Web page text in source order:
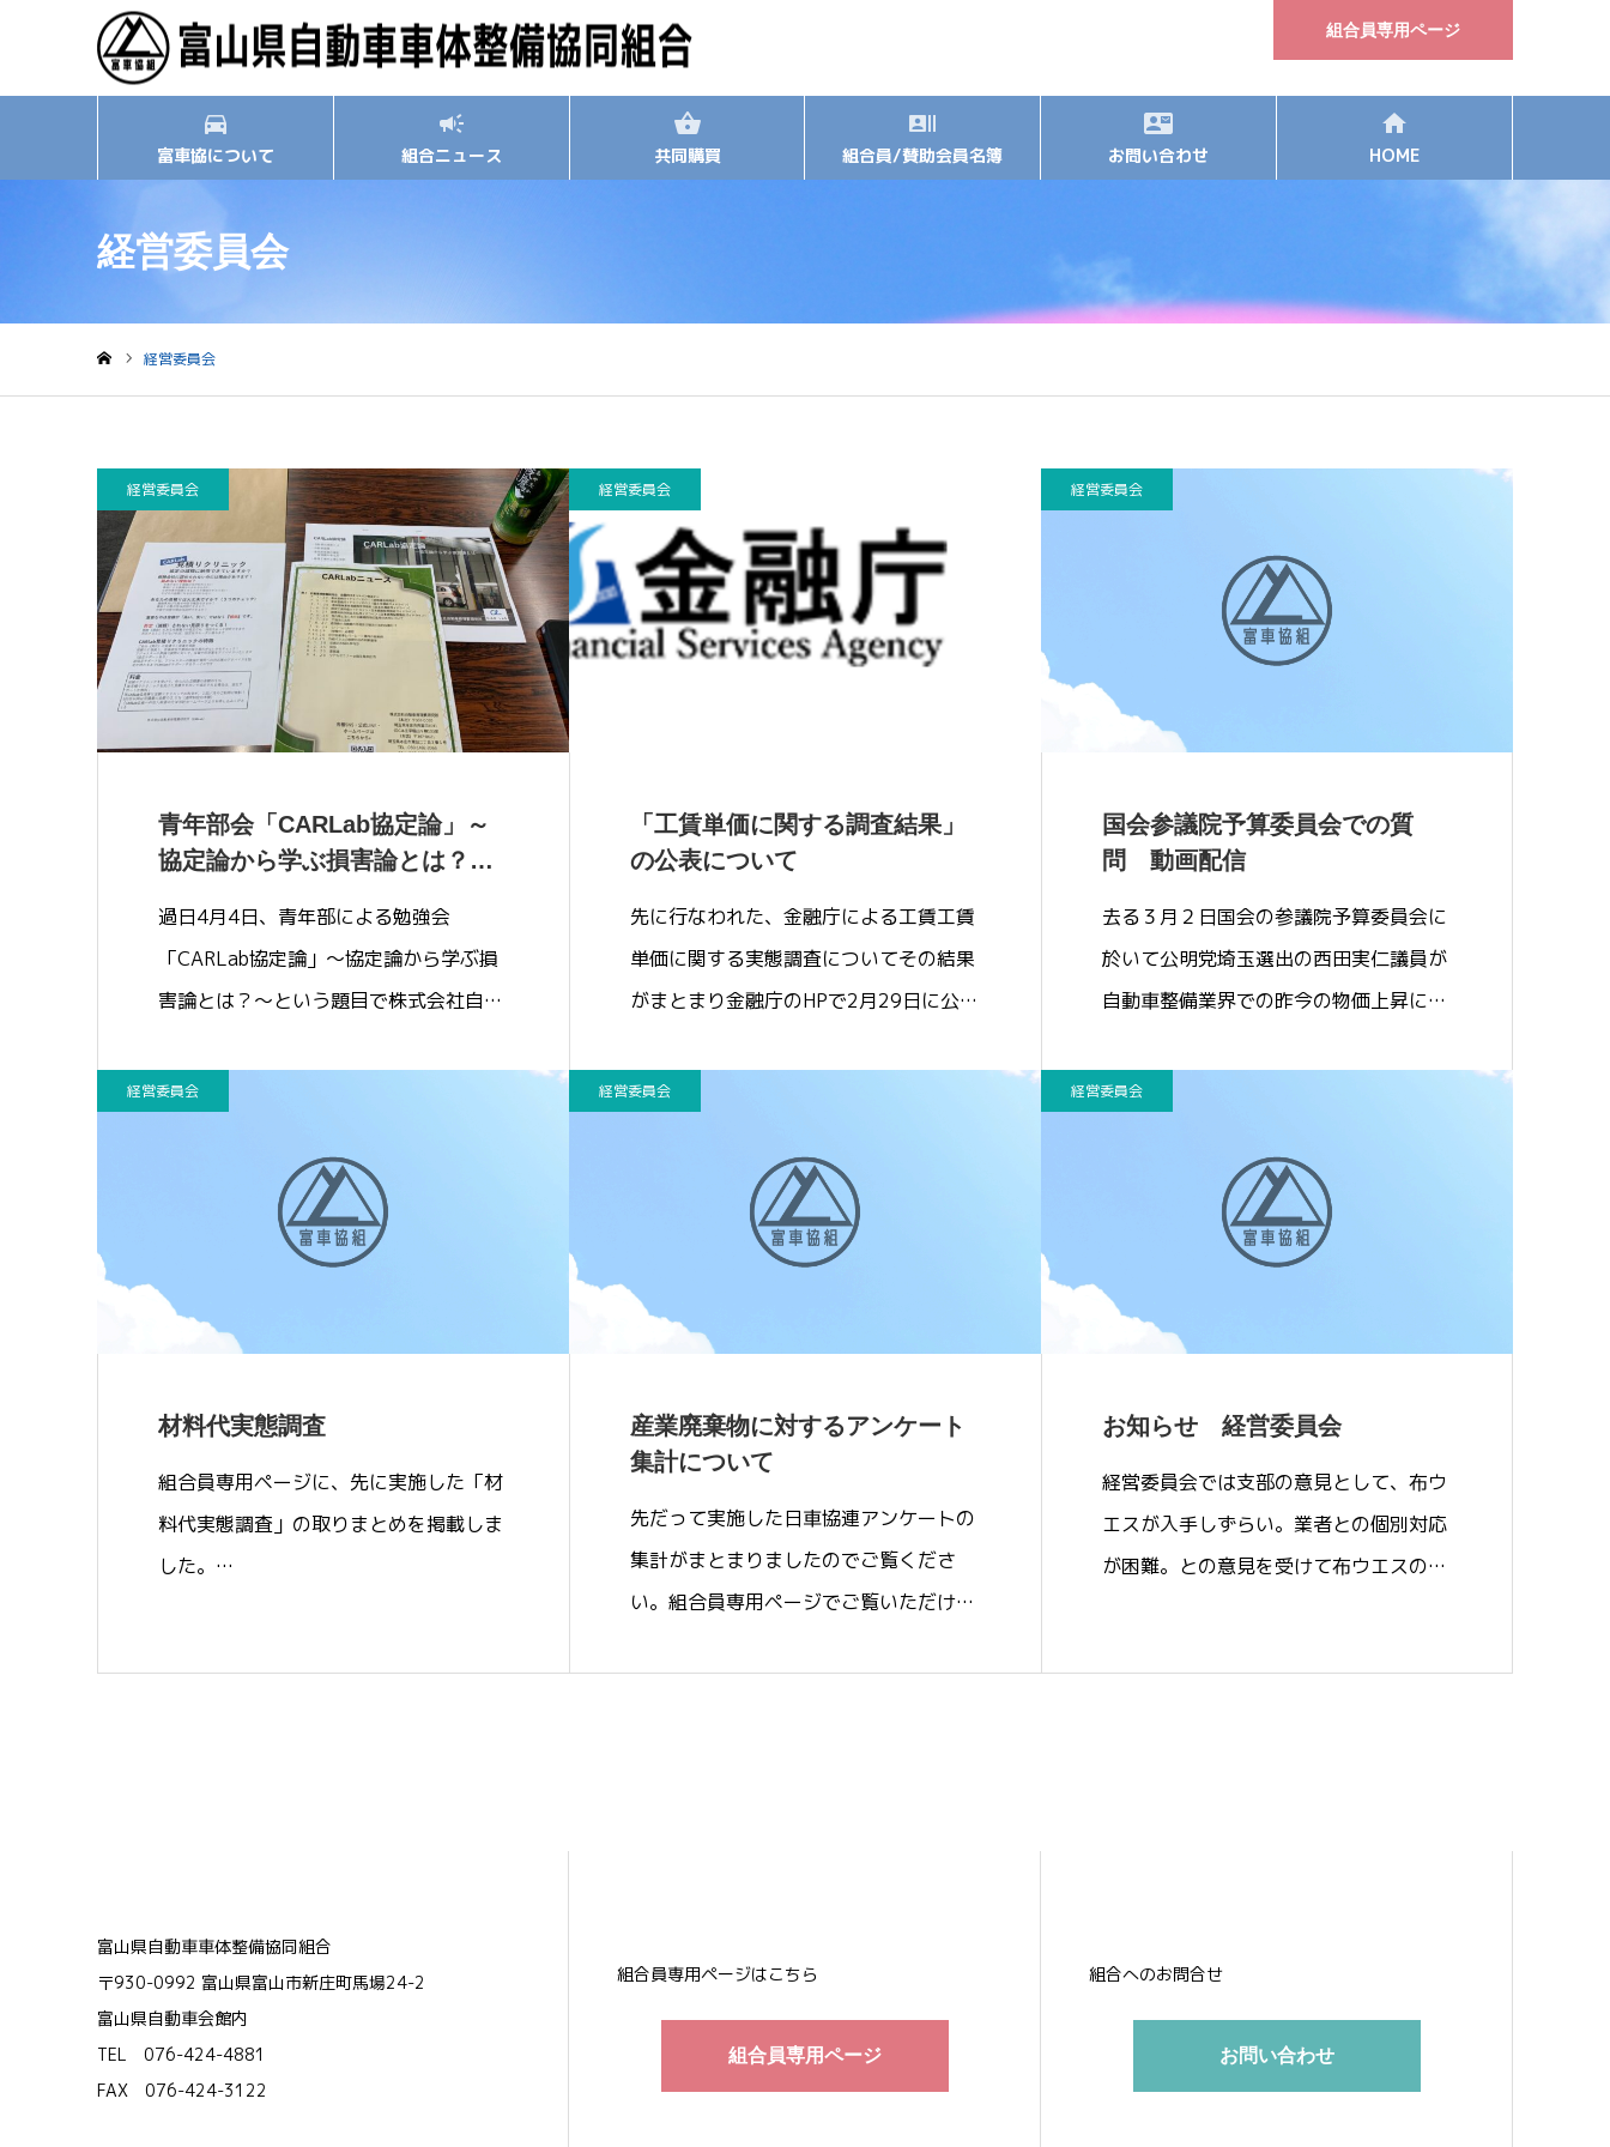
組合員専用ページ
富車協について 組合ニュース 共同購買 組合員/賛助会員名簿 お問い合わせ HOME
経営委員会
経営委員会
経営委員会
青年部会「CARLab協定論」～
協定論から学ぶ損害論とは？
過日4月4日、青年部による勉強会
「CARLab協定論」～協定論から学ぶ損
害論とは？～という題目で株式会社自動
経営委員会
「工賃単価に関する調査結果」
の公表について
先に行なわれた、金融庁による工賃工賃
単価に関する実態調査についてその結果
がまとまり金融庁のHPで2月29日に公…
経営委員会
国会参議院予算委員会での質
問 動画配信
去る３月２日国会の参議院予算委員会に
於いて公明党埼玉選出の西田実仁議員が
自動車整備業界での昨今の物価上昇によ
経営委員会
材料代実態調査
組合員専用ページに、先に実施した「材
料代実態調査」の取りまとめを掲載しま
した。…
経営委員会
産業廃棄物に対するアンケート
集計について
先だって実施した日車協連アンケートの
集計がまとまりましたのでご覧くださ
い。組合員専用ページでご覧いただけま
経営委員会
お知らせ 経営委員会
経営委員会では支部の意見として、布ウ
エスが入手しずらい。業者との個別対応
が困難。との意見を受けて布ウエスの共
富山県自動車車体整備協同組合
〒930-0992 富山県富山市新庄町馬場24-2
富山県自動車会館内
TEL 076-424-4881
FAX 076-424-3122
組合員専用ページはこちら
組合員専用ページ
組合へのお問合せ
お問い合わせ